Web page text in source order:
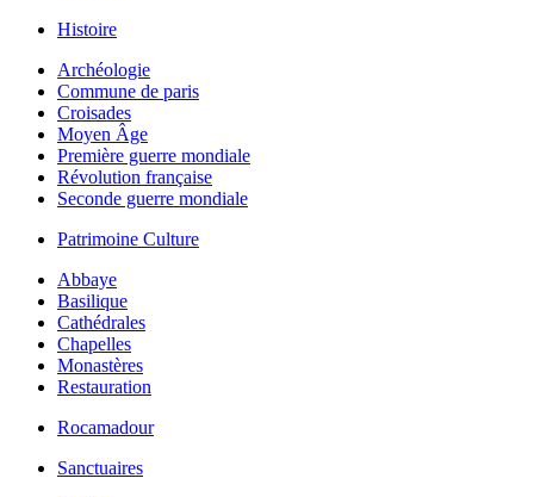
Histoire
Archéologie
Commune de paris
Croisades
Moyen Âge
Première guerre mondiale
Révolution française
Seconde guerre mondiale
Patrimoine Culture
Abbaye
Basilique
Cathédrales
Chapelles
Monastères
Restauration
Rocamadour
Sanctuaires